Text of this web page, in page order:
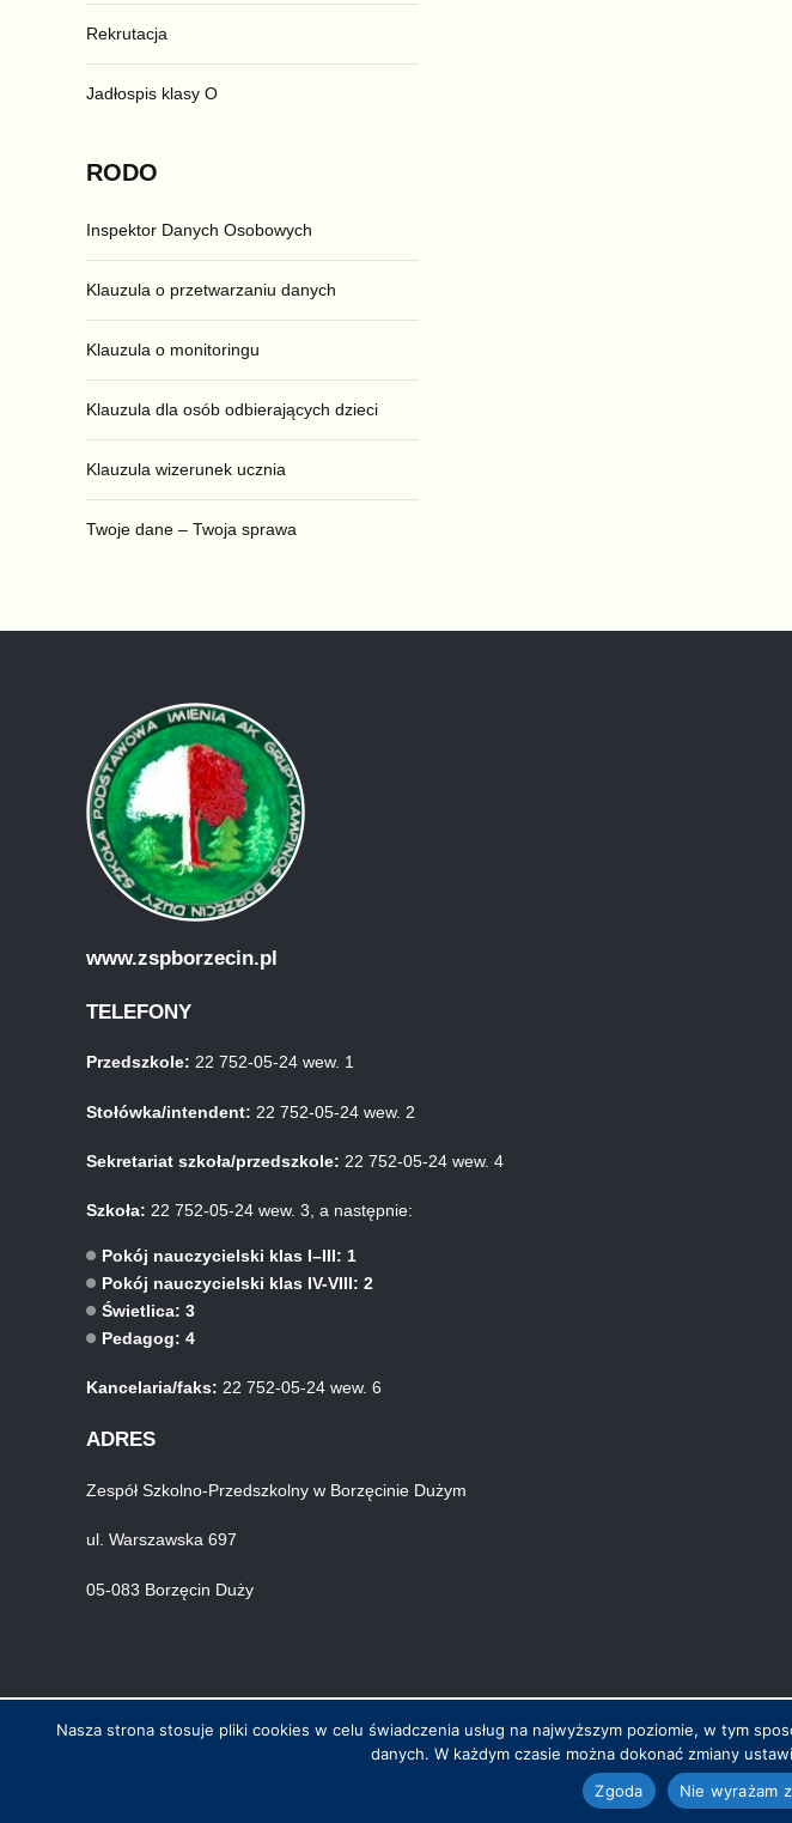
Rekrutacja
Jadłospis klasy O
RODO
Inspektor Danych Osobowych
Klauzula o przetwarzaniu danych
Klauzula o monitoringu
Klauzula dla osób odbierających dzieci
Klauzula wizerunek ucznia
Twoje dane – Twoja sprawa
www.zspborzecin.pl
TELEFONY
Przedszkole: 22 752-05-24 wew. 1
Stołówka/intendent: 22 752-05-24 wew. 2
Sekretariat szkoła/przedszkole: 22 752-05-24 wew. 4
Szkoła: 22 752-05-24 wew. 3, a następnie:
Pokój nauczycielski klas I–III: 1
Pokój nauczycielski klas IV-VIII: 2
Świetlica: 3
Pedagog: 4
Kancelaria/faks: 22 752-05-24 wew. 6
ADRES
Zespół Szkolno-Przedszkolny w Borzęcinie Dużym
ul. Warszawska 697
05-083 Borzęcin Duży
© Wszystkie prawa zastrzeżone. Hosting i wykonanie skynet.net.pl
Nasza strona stosuje pliki cookies w celu świadczenia usług na najwyższym poziomie, w tym
danych. W każdym czasie można dokonać zmiany
Zgoda
Nie wyrażam